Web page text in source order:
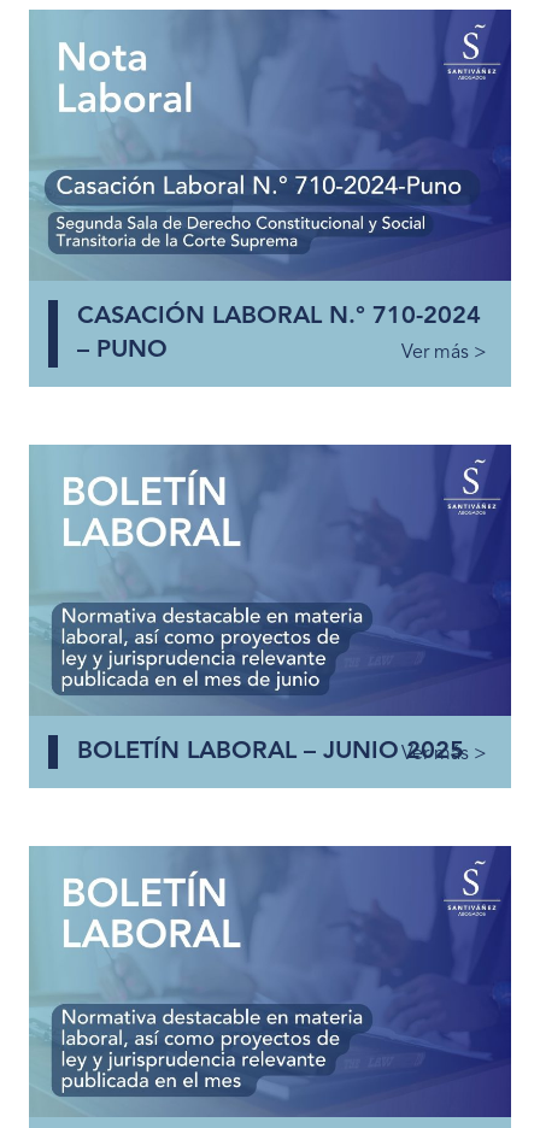
CASACIÓN LABORAL N.° 710-2024
– PUNO
Ver más >
BOLETÍN LABORAL – JUNIO 2025
Ver más >